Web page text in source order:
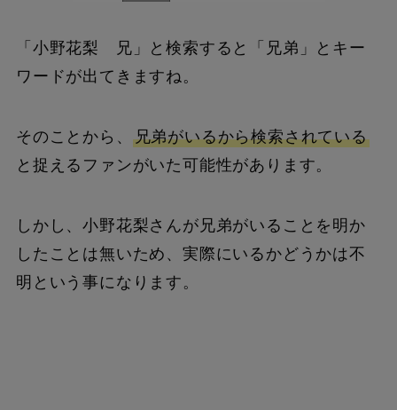
「小野花梨 兄」と検索すると「兄弟」とキー
ワードが出てきますね。
そのことから、 兄弟がいるから検索されている
と捉えるファンがいた可能性があります。
しかし、小野花梨さんが兄弟がいることを明か
したことは無いため、実際にいるかどうかは不
明という事になります。